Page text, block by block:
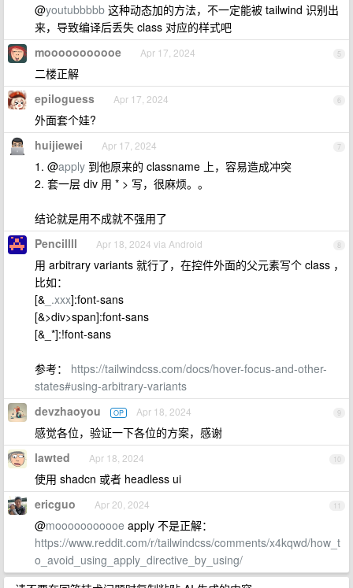
@youtubbbbb 这种动态加的方法，不一定能被 tailwind 识别出
来，导致编译后丢失 class 对应的样式吧
5
mooooooooooe Apr 17, 2024
二楼正解
6
epiloguess Apr 17, 2024
外面套个娃?
7
huijiewei Apr 17, 2024
1. @apply 到他原来的 classname 上，容易造成冲突
2. 套一层 div 用 * > 写，很麻烦。。
结论就是用不成就不强用了
8
Pencillll Apr 18, 2024 via Android
用 arbitrary variants 就行了，在控件外面的父元素写个 class ，
比如：
[& _.xxx]:font-sans
[&>div>span]:font-sans
[&_*]:!font-sans
参考： https://tailwindcss.com/docs/hover-focus-and-other-
states#using-arbitrary-variants
9
devzhaoyou OP Apr 18, 2024
感觉各位，验证一下各位的方案，感谢
10
lawted Apr 18, 2024
使用 shadcn 或者 headless ui
11
ericguo Apr 20, 2024
@mooooooooooe apply 不是正解：
https://www.reddit.com/r/tailwindcss/comments/x4kqwd/how_t
o_avoid_using_apply_directive_by_using/